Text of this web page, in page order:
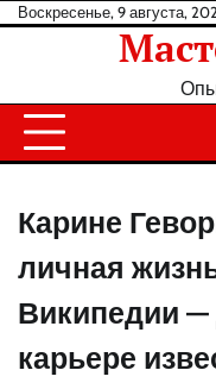
Перейти
Воскресенье, 9 августа,
Карине
личная
Википедии —
карьере